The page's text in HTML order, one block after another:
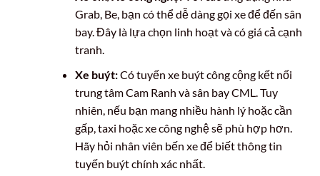
Grab, Be, bạn có thể dễ dàng gọi xe để đến sân
bay. Đây là lựa chọn linh hoạt và có giá cả cạnh
tranh.
Xe buýt:Có tuyến xe buýt công cộng kết nối
trung tâm Cam Ranh và sân bay CML. Tuy
nhiên, nếu bạn mang nhiều hành lý hoặc cần
gấp, taxi hoặc xe công nghệ sẽ phù hợp hơn.
Hãy hỏi nhân viên bến xe để biết thông tin
tuyến buýt chính xác nhất.